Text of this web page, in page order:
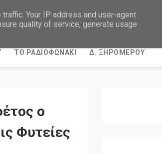
ΤΟ ΡΑΔΙΟΦΩΝΑΚΙ Δ. ΞΗΡΟΜΕΡΟΥ
ο
Φυτείες
Your IP address and user-agent
quality of service, generate usage